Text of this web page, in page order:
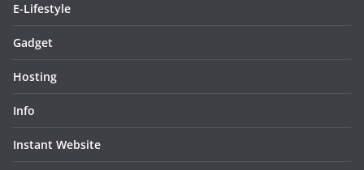
E-Lifestyle
Gadget
Hosting
Info
Instant Website